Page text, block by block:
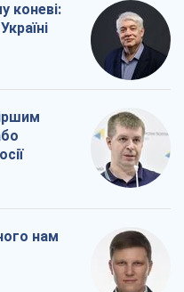
коневі:
нам